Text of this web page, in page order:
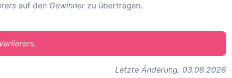
auf den Gewinnerzu übertragen.
.
Letzte Änderung: 03.08.2026